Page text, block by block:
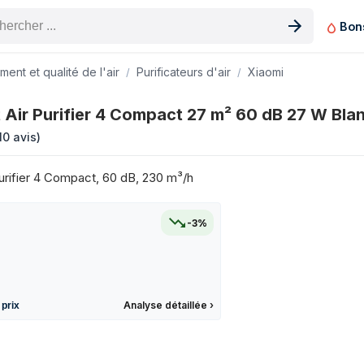
produit
et qualité de l'air Purificateurs d'air Xiaomi
Air Purifier 4 Compact 27 m² 60 dB 27 W
avis)
4 Compact, 60 dB, 230 m³/h
-3%
prix Analyse détaillée ›
Prix
87,48 €
84,90 €